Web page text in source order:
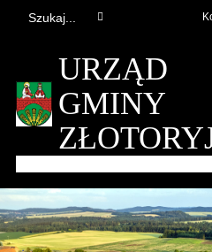
URZĄD
GMINY